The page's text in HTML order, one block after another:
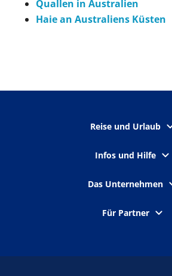
Quallen in Australien
Haie an Australiens Küsten
Reise und Urlaub
Infos und Hilfe
Das Unternehmen
Für Partner